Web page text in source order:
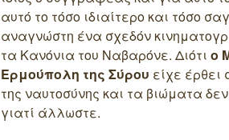
αυτό το τόσο ιδιαίτερο και τόσο
αναγνώστη ένα σχεδόν
τα Κανόνια του Ναβαρόνε. Διότι ο
Ερμούπολη της Σύρου είχε
της ναυτοσύνης και τα βιώματα
γιατί άλλωστε.